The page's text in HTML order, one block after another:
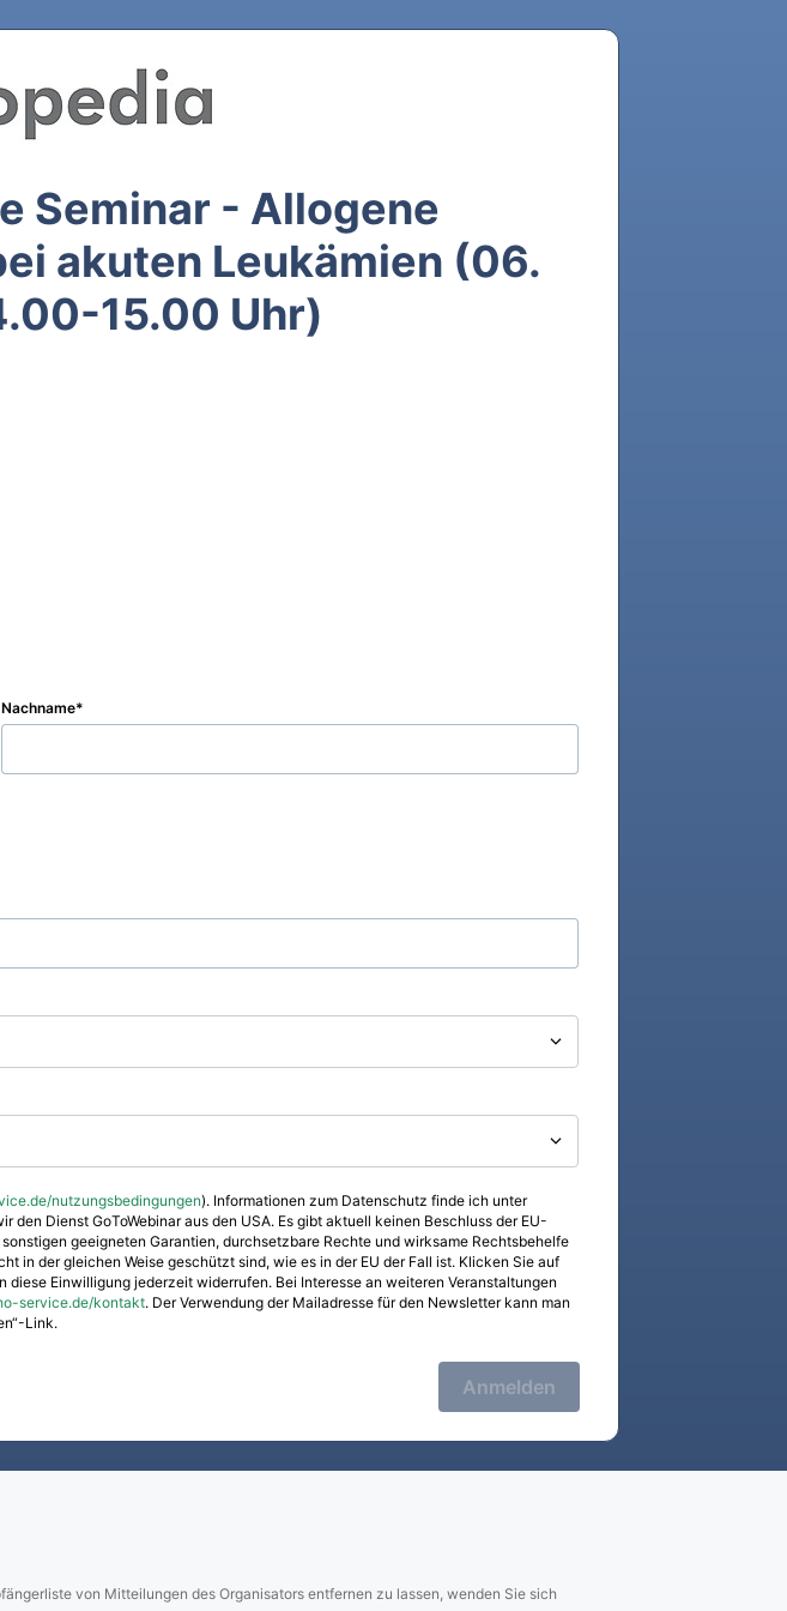
Seminar - Allogene
akuten Leukämien (06.
15.00 Uhr)
Nachname
nutzungsbedingungen). Informationen zum Datenschutz finde ich unter
den Dienst GoToWebinar aus den USA. Es gibt aktuell keinen Beschluss der EU-
geeigneten Garantien, durchsetzbare Rechte und wirksame Rechtsbehelfe
in der gleichen Weise geschützt sind, wie es in der EU der Fall ist. Klicken Sie auf
Einwilligung jederzeit widerrufen. Bei Interesse an weiteren Veranstaltungen
service.de/kontakt. Der Verwendung der Mailadresse für den Newsletter kann man
Link.
Anmelden
von Mitteilungen des Organisators entfernen zu lassen, wenden Sie sich